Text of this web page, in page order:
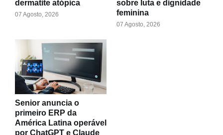
dermatite atópica
07 Agosto, 2026
sobre luta e dignidade
feminina
07 Agosto, 2026
Senior anuncia o
primeiro ERP da
América Latina operável
por ChatGPT e Claude